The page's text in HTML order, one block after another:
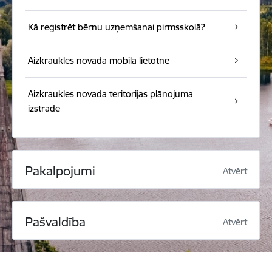
Kā reģistrēt bērnu uzņemšanai pirmsskolā?
Aizkraukles novada mobilā lietotne
Aizkraukles novada teritorijas plānojuma
izstrāde
Pakalpojumi Atvērt
Pašvaldība Atvērt